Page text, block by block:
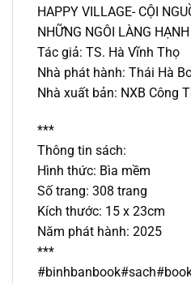
HAPPY VILLAGE- CỘI
NHỮNG NGÔI LÀNG
Tác giả: TS. Hà Vĩnh Thọ
Nhà phát hành: Thái Hà
Nhà xuất bản: NXB Công
***
Thông tin sách:
Hình thức: Bìa mềm
Số trang: 308 trang
Kích thước: 15 x 23cm
Năm phát hành: 2025
***